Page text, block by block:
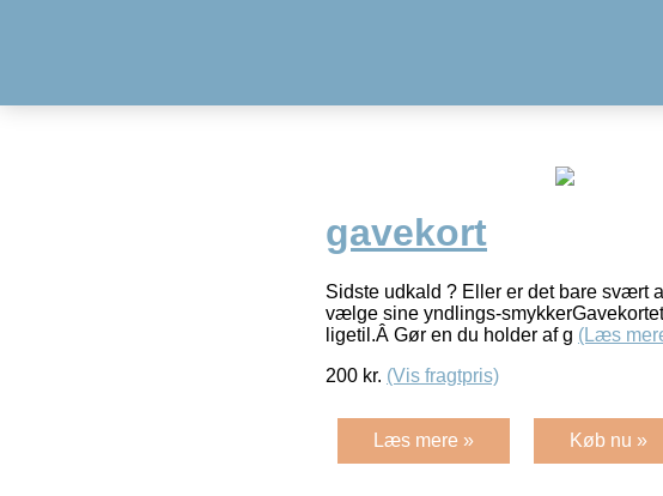
gavekort
Sidste udkald ? Eller er det bare svært
vælge sine yndlings-
ligetil.Â Gør en du holder af g (Læs
200 kr. (Vis fragtpris)
Læs mere » Køb nu »